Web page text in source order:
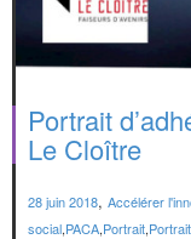
Portrait
Le Cloître
28 juin 2018, Accélérer
social,PACA,Portrait,